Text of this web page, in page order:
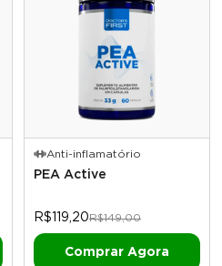
Anti-inflamatório
PEA Active
R$119,20R$149,00